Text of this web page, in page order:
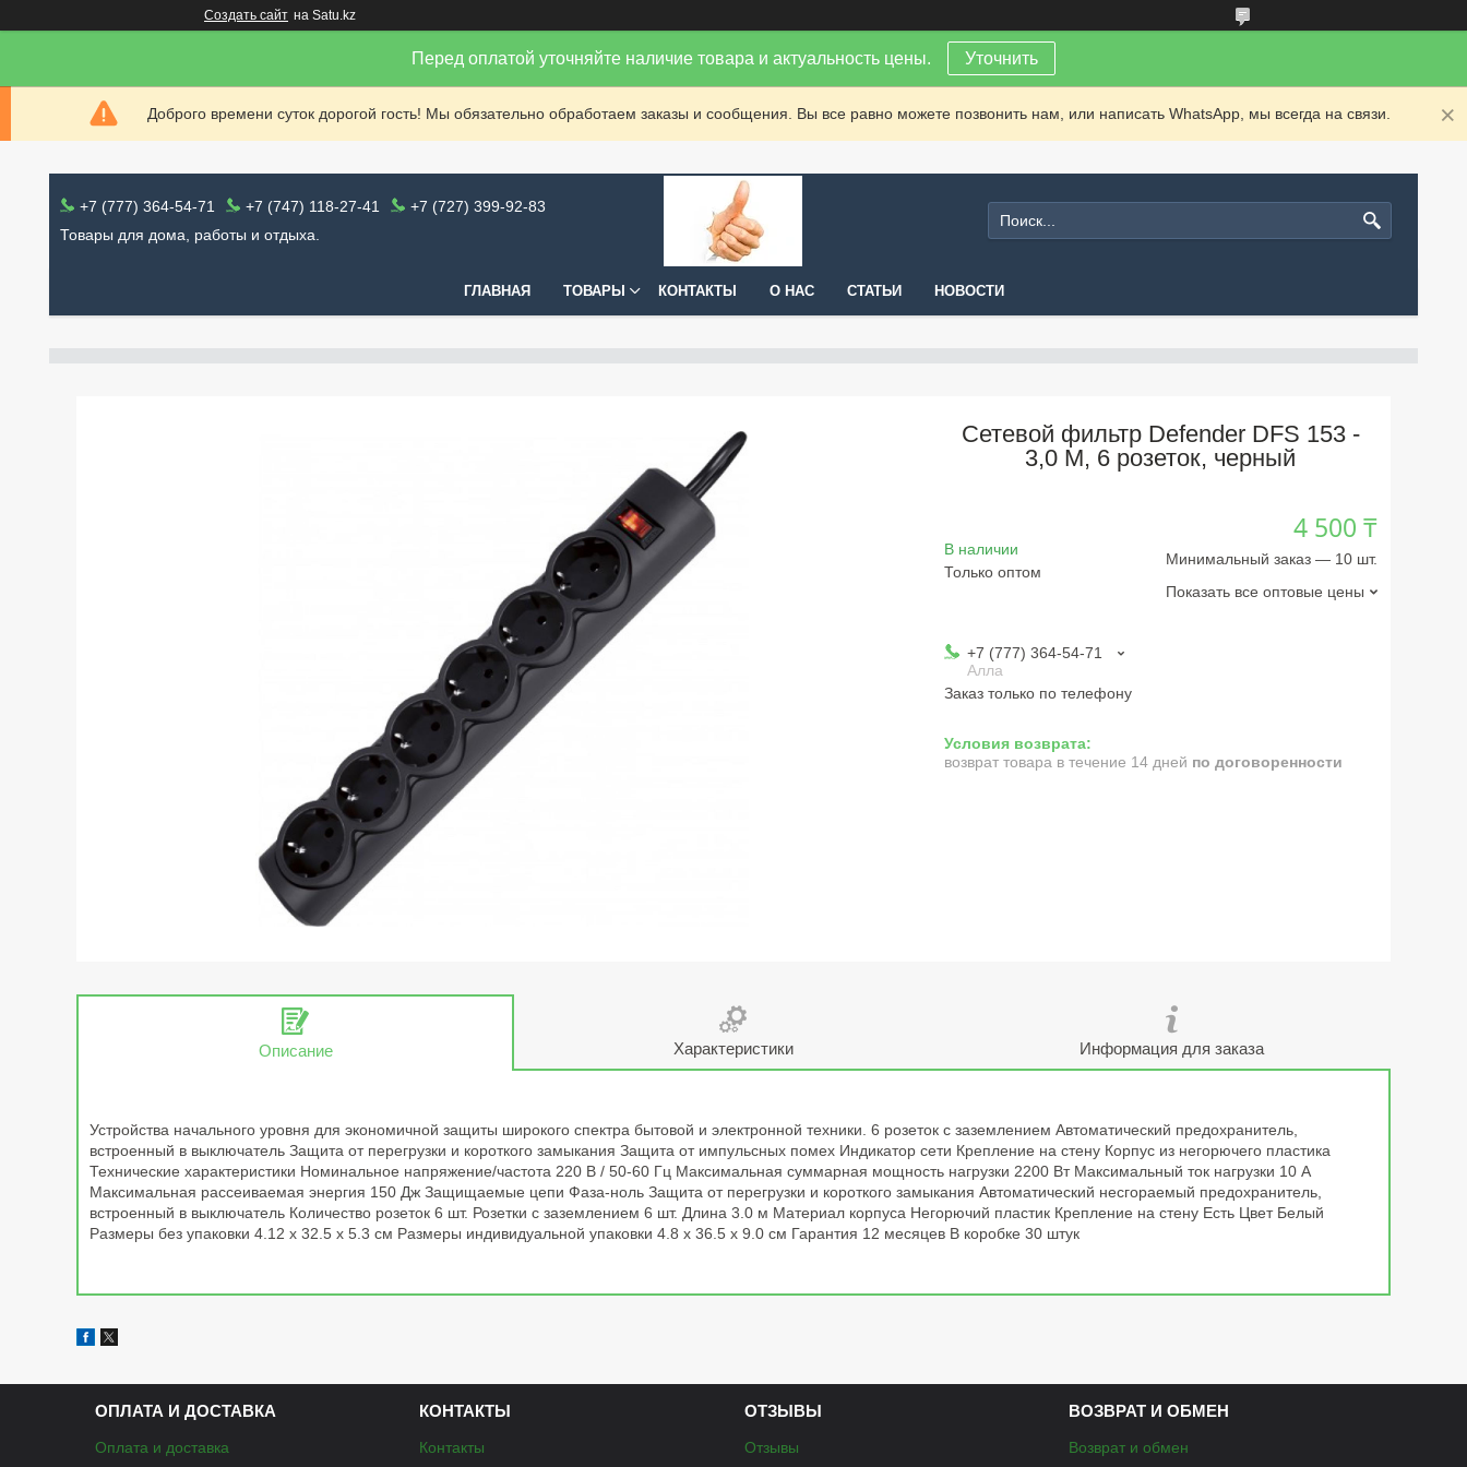
Создать сайт на Satu.kz
Перед оплатой уточняйте наличие товара и актуальность цены. Уточнить
Доброго времени суток дорогой гость! Мы обязательно обработаем заказы и сообщения. Вы все равно можете позвонить нам, или написать WhatsApp, мы всегда на связи.
+7 (777) 364-54-71 +7 (747) 118-27-41
+7 (727) 399-92-83
Товары для дома, работы и отдыха.
ГЛАВНАЯ ТОВАРЫ КОНТАКТЫ О НАС СТАТЬИ НОВОСТИ
Сетевой фильтр Defender DFS 153 -
3,0 М, 6 розеток, черный
В наличии
Только оптом
4 500 ₸
Минимальный заказ — 10 шт.
Показать все оптовые цены
+7 (777) 364-54-71
Алла
Заказ только по телефону
возврат товара в течение 14 дней по договоренности
Описание Характеристики Информация для заказа
Устройства начального уровня для экономичной защиты широкого спектра бытовой и электронной техники. 6 розеток с заземлением Автоматический предохранитель,
встроенный в выключатель Защита от перегрузки и короткого замыкания Защита от импульсных помех Индикатор сети Крепление на стену Корпус из негорючего пластика
Технические характеристики Номинальное напряжение/частота 220 В / 50-60 Гц Максимальная суммарная мощность нагрузки 2200 Вт Максимальный ток нагрузки 10 А
Максимальная рассеиваемая энергия 150 Дж Защищаемые цепи Фаза-ноль Защита от перегрузки и короткого замыкания Автоматический несгораемый предохранитель,
встроенный в выключатель Количество розеток 6 шт. Розетки с заземлением 6 шт. Длина 3.0 м Материал корпуса Негорючий пластик Крепление на стену Есть Цвет Белый
Размеры без упаковки 4.12 x 32.5 x 5.3 см Размеры индивидуальной упаковки 4.8 x 36.5 x 9.0 см Гарантия 12 месяцев В коробке 30 штук
ОПЛАТА И ДОСТАВКА
Оплата и доставка
КОНТАКТЫ
Контакты
ОТЗЫВЫ
Отзывы
ВОЗВРАТ И ОБМЕН
Возврат и обмен